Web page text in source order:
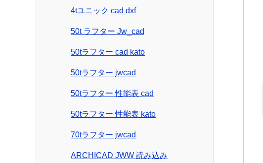
4tユニック cad dxf
50t ラフター Jw_cad
50tラフター cad kato
50tラフター jwcad
50tラフター 性能表 cad
50tラフター 性能表 kato
70tラフター jwcad
ARCHICAD JWW 読み込み